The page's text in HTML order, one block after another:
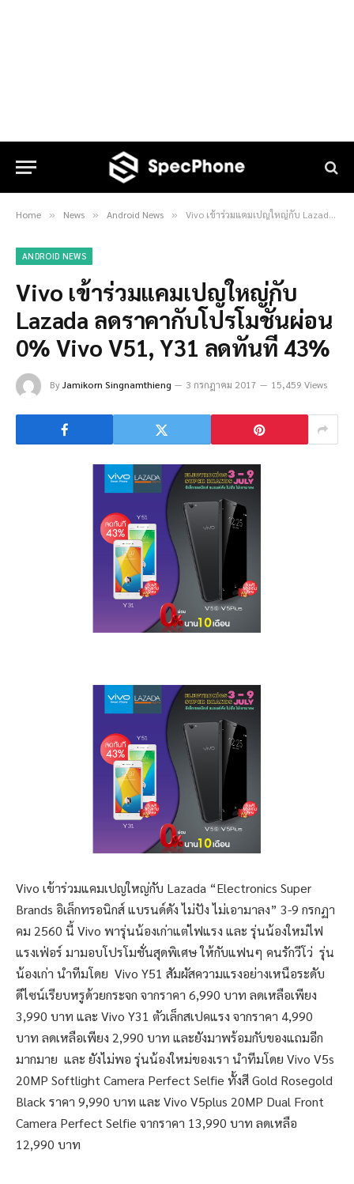
Home » News » Android News » Vivo เข้าร่วมแคมเปญใหญ่กับ Lazada ลดราคากับโปรโมชั่นผ่อน 0% Vivo V51, Y31 ลดทันที 43%
ANDROID NEWS
Vivo เข้าร่วมแคมเปญใหญ่กับ
Lazada ลดราคากับโปรโมชั่นผ่อน
0% Vivo V51, Y31 ลดทันที 43%
ByJamikorn Singnamthieng 3 กรกฎาคม 2017 15,459 Views
Vivo เข้าร่วมแคมเปญใหญ่กับ Lazada “Electronics Super
Brands อิเล็กทรอนิกส์ แบรนด์ดัง ไม่ปัง ไม่เอามาลง” 3-9 กรกฏา
คม 2560 นี้ Vivo พารุ่นน้องเก่าแต่ไฟแรง และ รุ่นน้องใหม่ไฟ
แรงเฟ่อร์ มามอบโปรโมชั่นสุดพิเศษ ให้กับแฟนๆ คนรักวีโว่ รุ่น
น้องเก่า นำทีมโดย Vivo Y51 สัมผัสความแรงอย่างเหนือระดับ
ดีไซน์เรียบหรูด้วยกระจก จากราคา 6,990 บาท ลดเหลือเพียง
3,990 บาท และ Vivo Y31 ตัวเล็กสเปคแรง จากราคา 4,990
บาท ลดเหลือเพียง 2,990 บาท และยังมาพร้อมกับของแถมอีก
มากมาย และ ยังไม่พอ รุ่นน้องใหม่ของเรา นำทีมโดย Vivo V5s
20MP Softlight Camera Perfect Selfie ทั้งสี Gold Rosegold
Black ราคา 9,990 บาท และ Vivo V5plus 20MP Dual Front
Camera Perfect Selfie จากราคา 13,990 บาท ลดเหลือ
12,990 บาท